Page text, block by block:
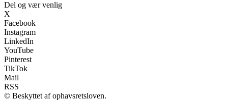
Del og vær venlig
X
Facebook
Instagram
LinkedIn
YouTube
Pinterest
TikTok
Mail
RSS
© Beskyttet af ophavsretsloven.